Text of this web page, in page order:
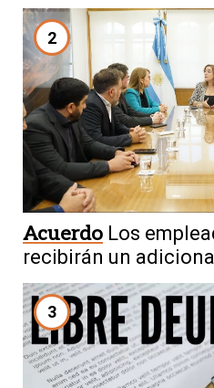
2
Acuerdo Los
recibirán un
3